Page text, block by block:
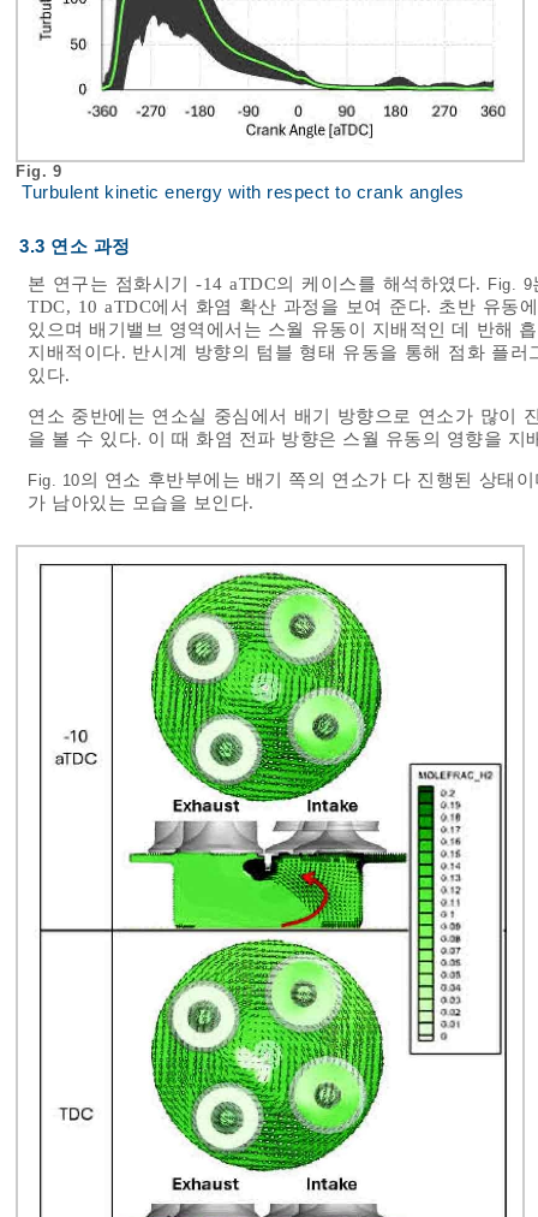
Fig. 9
Turbulent kinetic energy with respect to crank angles
3.3 연소 과정
본 연구는 점화시기 -14 aTDC의 케이스를 해석하였다. Fig. 9
TDC, 10 aTDC에서 화염 확산 과정을 보여 준다. 초반 유동
있으며 배기밸브 영역에서는 스월 유동이 지배적인 데 반해
지배적이다. 반시계 방향의 텀블 형태 유동을 통해 점화 플
있다.
연소 중반에는 연소실 중심에서 배기 방향으로 연소가 많이
을 볼 수 있다. 이 때 화염 전파 방향은 스월 유동의 영향을 지
Fig. 10의 연소 후반부에는 배기 쪽의 연소가 다 진행된 상태
가 남아있는 모습을 보인다.